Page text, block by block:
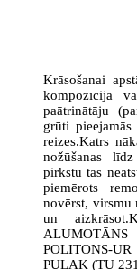
Krāsošanai
kompozīcija
paātrinātāju
grūti
reizes.Katrs
nožūšanas
pirkstu tas
piemērots
novērst, virsmu
un
POLITONS-
PULAK (TU